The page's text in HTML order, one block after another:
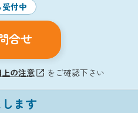
付中
合せ
の注意 をご確認下さい
ます